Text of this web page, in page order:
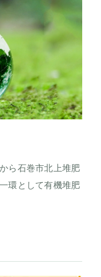
ら石巻市北上堆肥
環として有機堆肥